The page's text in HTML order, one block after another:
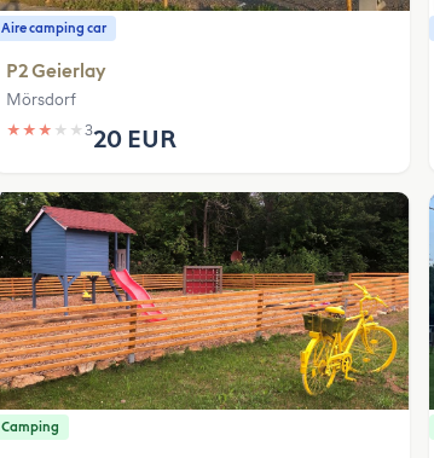
Aire camping car
P2 Geierlay
Mörsdorf
★ ★ ★ ★ ★320 EUR
Camping